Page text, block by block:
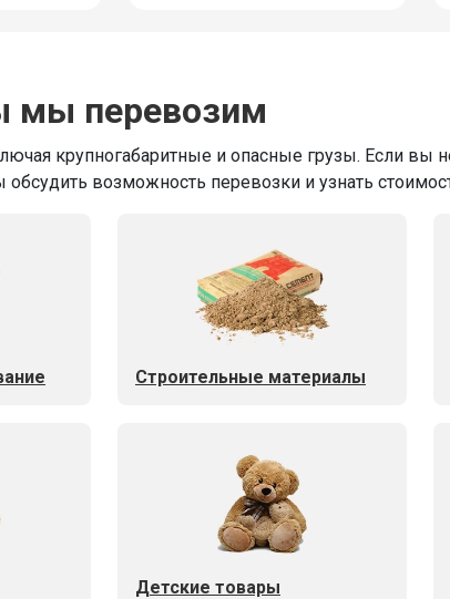
мы перевозим
крупногабаритные и опасные грузы. Если вы
обсудить возможность перевозки и узнать
Строительные материалы
Детские товары